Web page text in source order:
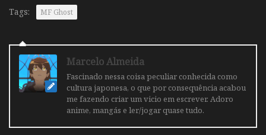
Tags: MF Ghost
Marcelo Almeida
Fascinado nessa coisa peculiar conhecida como
cultura japonesa, o que por consequência acabou
me fazendo criar um vicio em escrever. Adoro
anime, mangás e ler/jogar quase tudo.